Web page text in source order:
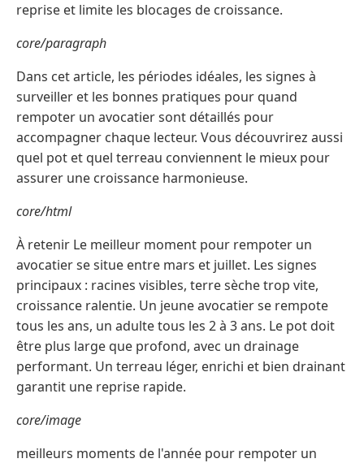
reprise et limite les blocages de croissance.
core/paragraph
Dans cet article, les périodes idéales, les signes à
surveiller et les bonnes pratiques pour quand
rempoter un avocatier sont détaillés pour
accompagner chaque lecteur. Vous découvrirez aussi
quel pot et quel terreau conviennent le mieux pour
assurer une croissance harmonieuse.
core/html
À retenir Le meilleur moment pour rempoter un
avocatier se situe entre mars et juillet. Les signes
principaux : racines visibles, terre sèche trop vite,
croissance ralentie. Un jeune avocatier se rempote
tous les ans, un adulte tous les 2 à 3 ans. Le pot doit
être plus large que profond, avec un drainage
performant. Un terreau léger, enrichi et bien drainant
garantit une reprise rapide.
core/image
meilleurs moments de l'année pour rempoter un